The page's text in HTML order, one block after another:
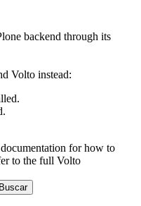
backend through its
Volto instead:
for how to
to the full Volto